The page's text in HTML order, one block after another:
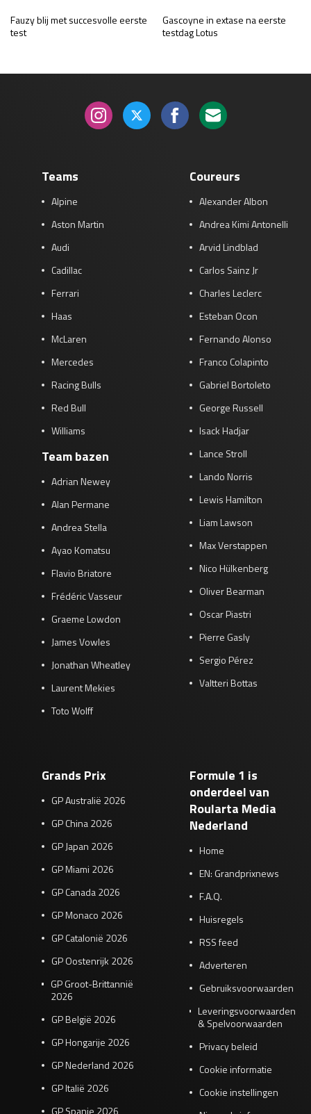
Fauzy blij met succesvolle eerste
test
Gascoyne in extase na eerste
testdag Lotus
Teams
Alpine
Aston Martin
Audi
Cadillac
Ferrari
Haas
McLaren
Mercedes
Racing Bulls
Red Bull
Williams
Team bazen
Adrian Newey
Alan Permane
Andrea Stella
Ayao Komatsu
Flavio Briatore
Frédéric Vasseur
Graeme Lowdon
James Vowles
Jonathan Wheatley
Laurent Mekies
Toto Wolff
Coureurs
Alexander Albon
Andrea Kimi Antonelli
Arvid Lindblad
Carlos Sainz Jr
Charles Leclerc
Esteban Ocon
Fernando Alonso
Franco Colapinto
Gabriel Bortoleto
George Russell
Isack Hadjar
Lance Stroll
Lando Norris
Lewis Hamilton
Liam Lawson
Max Verstappen
Nico Hülkenberg
Oliver Bearman
Oscar Piastri
Pierre Gasly
Sergio Pérez
Valtteri Bottas
Grands Prix
GP Australië 2026
GP China 2026
GP Japan 2026
GP Miami 2026
GP Canada 2026
GP Monaco 2026
GP Catalonië 2026
GP Oostenrijk 2026
GP Groot-Brittannië
2026
GP België 2026
GP Hongarije 2026
GP Nederland 2026
GP Italië 2026
GP Spanje 2026
Formule 1 is
onderdeel van
Roularta Media
Nederland
Home
EN: Grandprixnews
F.A.Q.
Huisregels
RSS feed
Adverteren
Gebruiksvoorwaarden
Leveringsvoorwaarden
& Spelvoorwaarden
Privacy beleid
Cookie informatie
Cookie instellingen